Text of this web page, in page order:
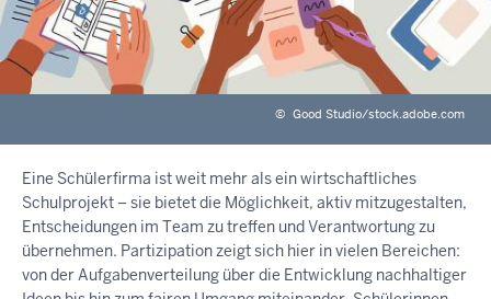
© Good Studio/stock.adobe.com
Eine Schülerfirma ist weit mehr als ein wirtschaftliches
Schulprojekt – sie bietet die Möglichkeit, aktiv mitzugestalten,
Entscheidungen im Team zu treffen und Verantwortung zu
übernehmen. Partizipation zeigt sich hier in vielen Bereichen:
von der Aufgabenverteilung über die Entwicklung nachhaltiger